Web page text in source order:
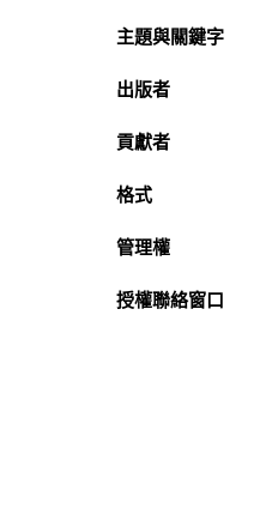
主題與關鍵字
出版者
貢獻者
格式
管理權
授權聯絡窗口